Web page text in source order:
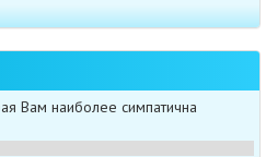
Вам наиболее симпатична